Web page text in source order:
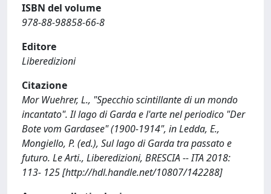
ISBN del volume
978-88-98858-66-8
Editore
Liberedizioni
Citazione
Mor Wuehrer, L., "Specchio scintillante di un mondo
incantato". Il lago di Garda e l'arte nel periodico "Der
Bote vom Gardasee" (1900-1914", in Ledda, E.,
Mongiello, P. (ed.), Sul lago di Garda tra passato e
futuro. Le Arti., Liberedizioni, BRESCIA -- ITA 2018:
113- 125 [http://hdl.handle.net/10807/142288]